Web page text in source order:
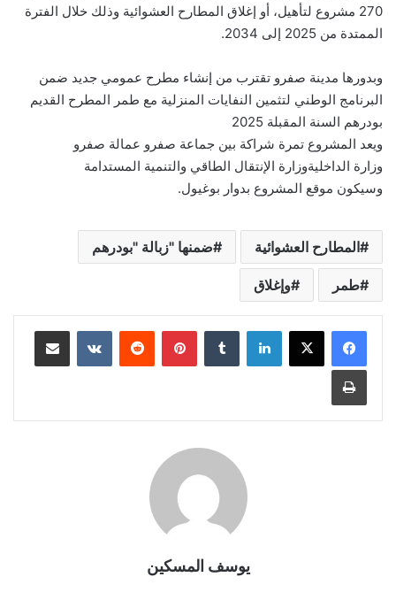
270 مشروع لتأهيل، أو إغلاق المطارح العشوائية وذلك خلال الفترة
الممتدة من 2025 إلى 2034.
وبدورها مدينة صفرو تقترب من إنشاء مطرح عمومي جديد ضمن
البرنامج الوطني لتثمين النفايات المنزلية مع طمر المطرح القديم
بودرهم السنة المقبلة 2025
ويعد المشروع تمرة شراكة بين جماعة صفرو عمالة صفرو
وزارة الداخليةوزارة الإنتقال الطاقي والتنمية المستدامة
وسيكون موقع المشروع بدوار بوغيول.
المطارح العشوائية ضمنها "زبالة "بودرهم
طمر وإغلاق
لينكدإن بينتيريست مشاركة عبر البريد
طباعة
يوسف المسكين